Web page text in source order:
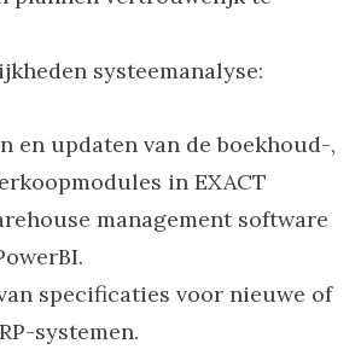
systeemanalyse:
en updaten van de boekhoud-,
in EXACT
management software
specificaties voor nieuwe of
systemen.